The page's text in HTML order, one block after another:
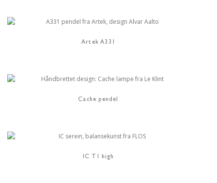
Artek A331
Cache pendel
IC T1 high